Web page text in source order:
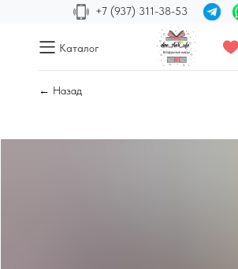
+7 (937) 311-38-53
Каталог
← Назад